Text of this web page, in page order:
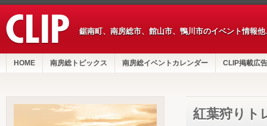
鋸南町、南房総市、館山市、鴨川市のイベント情報
HOME 南房総トピックス 南房総イベントカレンダー CLIP掲載広告
紅葉狩りト